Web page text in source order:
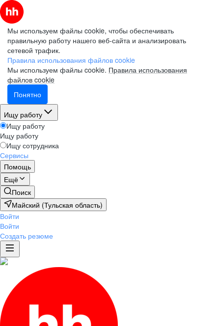
Мы используем файлы cookie, чтобы обеспечивать
правильную работу нашего веб-сайта и анализировать
сетевой трафик.
Правила использования файлов cookie
Мы используем файлы cookie. Правила использования
файлов cookie
Понятно
Ищу работу
Ищу работу
Ищу работу
Ищу сотрудника
Сервисы
Помощь
Ещё
Поиск
Майский (Тульская область)
Войти
Войти
Создать резюме